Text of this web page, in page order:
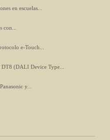
en escuelas...
e-Touch...
(DALI Device Type...
y...